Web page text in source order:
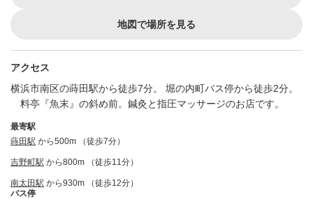
地図で場所を見る
アクセス
横浜市南区の蒔田駅から徒歩7分。 堀の内町バス停から徒歩2分。
料亭『魚末』の斜め前。鍼灸と指圧マッサージのお店です。
最寄駅
蒔田駅 から500m （徒歩7分）
吉野町駅 から800m （徒歩11分）
南太田駅 から930m （徒歩12分）
バス停